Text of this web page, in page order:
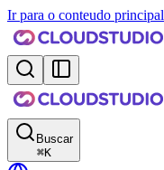
Ir para o conteudo principal
Buscar
⌘K